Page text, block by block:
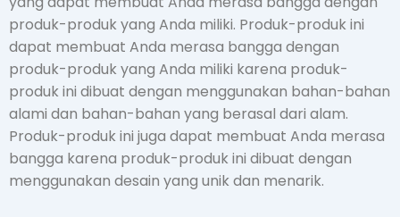
produk-produk yang Anda miliki. Produk-produk ini
dapat membuat Anda merasa bangga dengan
produk-produk yang Anda miliki karena produk-
produk ini dibuat dengan menggunakan bahan-bahan
alami dan bahan-bahan yang berasal dari alam.
Produk-produk ini juga dapat membuat Anda merasa
bangga karena produk-produk ini dibuat dengan
menggunakan desain yang unik dan menarik.